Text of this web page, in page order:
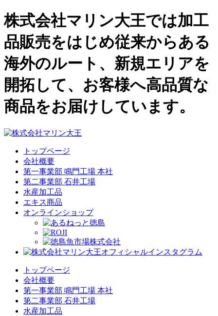
株式会社マリン大王では加工
品販売をはじめ従来からある
海外のルート、新規エリアを
開拓して、お客様へ高品質な
商品をお届けしています。
トップページ
会社概要
第一事業部 鳴門工場 本社
第二事業部 石井工場
水産加工品
エキス商品
オンラインショップ
トップページ
会社概要
第一事業部 鳴門工場 本社
第二事業部 石井工場
水産加工品